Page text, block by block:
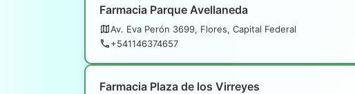
Farmacia Parque Avellaneda
Av. Eva Perón 3699, Flores, Capital Federal
+541146374657
Farmacia Plaza de los Virreyes